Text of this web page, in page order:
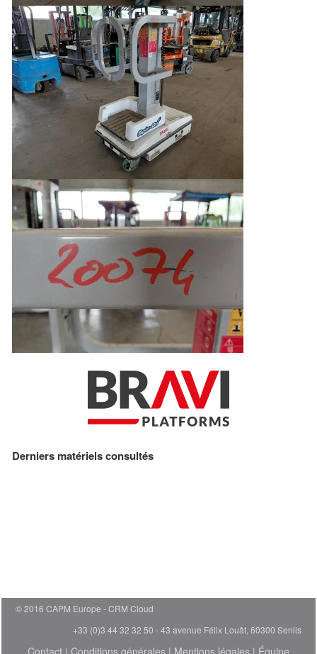
Derniers matériels consultés
© 2016 CAPM Europe
CRM Cloud
+33 (0)3 44 32 32 50 - 43 avenue Félix Louât, 60300 Senlis
Contact | Conditions générales | Mentions légales | Équipe